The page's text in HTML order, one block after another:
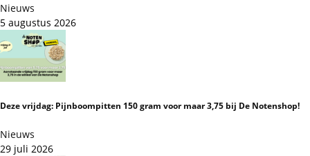
Nieuws
5 augustus 2026
Deze vrijdag: Pijnboompitten 150 gram voor maar 3,75 bij De Notenshop!
Nieuws
29 juli 2026